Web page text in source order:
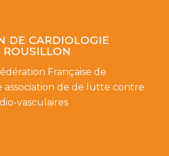
DE CARDIOLOGIE
Française de
association de de lutte contre
vasculaires